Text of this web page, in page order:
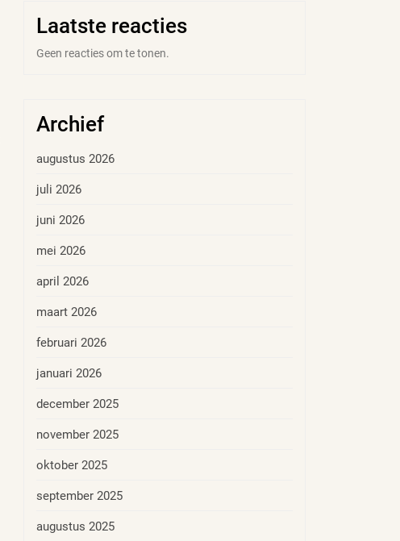
Laatste reacties
Geen reacties om te tonen.
Archief
augustus 2026
juli 2026
juni 2026
mei 2026
april 2026
maart 2026
februari 2026
januari 2026
december 2025
november 2025
oktober 2025
september 2025
augustus 2025